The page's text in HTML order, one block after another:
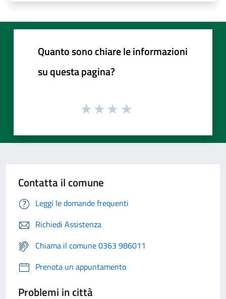
Quanto sono chiare le informazioni
su questa pagina?
Contatta il comune
Leggi le domande frequenti
Richiedi Assistenza
Chiama il comune 0363 986011
Prenota un appuntamento
Problemi in città